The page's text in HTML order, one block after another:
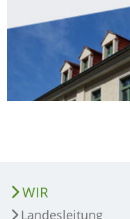
WIR
Landesleitung